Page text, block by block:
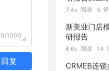
0/1000
回复
7.4k 阅读 6
新美业门店
研报告
6.6k 阅读 14
CRMEB连